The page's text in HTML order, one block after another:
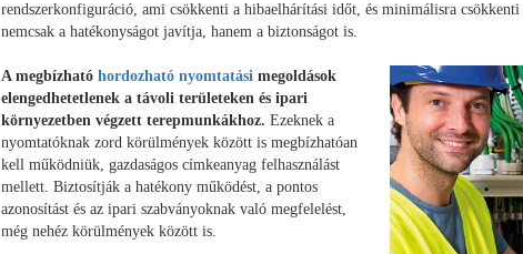
rendszerkonfiguráció, ami csökkenti a hibaelhárítási időt, és minimálisra
nemcsak a hatékonyságot javítja, hanem a biztonságot is.
A megbízható hordozható nyomtatásimegoldások
elengedhetetlenek a távoli területeken és ipari
környezetben végzett terepmunkákhoz. Ezeknek a
nyomtatóknak zord körülmények között is megbízhatóan
kell működniük, gazdaságos címkeanyag felhasználást
mellett. Biztosítják a hatékony működést, a pontos
azonosítást és az ipari szabványoknak való megfelelést,
még nehéz körülmények között is.